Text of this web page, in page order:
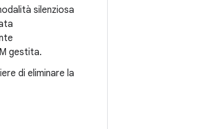
silenziosa
gestita.
di eliminare la